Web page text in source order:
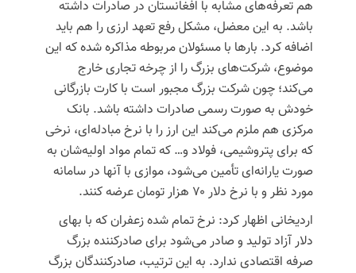
هم تعرفه‌های مشابه با افغانستان در صادرات داشته
باشد. به این معضل، مشکل رفع تعهد ارزی را هم باید
اضافه کرد. بارها با مسئولان مربوطه مذاکره شده که این
موضوع، شرکت‌های بزرگ را از چرخه تجاری خارج
می‌کند؛ چون شرکت بزرگ مجبور است با کارت بازرگانی
خودش به صورت رسمی صادرات داشته باشد. بانک
مرکزی هم ملزم می‌کند این ارز را با نرخ مبادله‌ای، نرخی
که برای پتروشیمی، فولاد و… که تمام مواد اولیه‌شان به
صورت یارانه‌ای تأمین می‌شود، موازی با آنها در سامانه
مورد نظر و با نرخ دلار ۷۰ هزار تومان عرضه کنند.
اردیخانی اظهار کرد: نرخ تمام شده زعفران که با بهای
دلار آزاد تولید و صادر می‌شود برای صادرکننده بزرگ
صرفه اقتصادی ندارد. به این ترتیب، صادرکنندگان بزرگ